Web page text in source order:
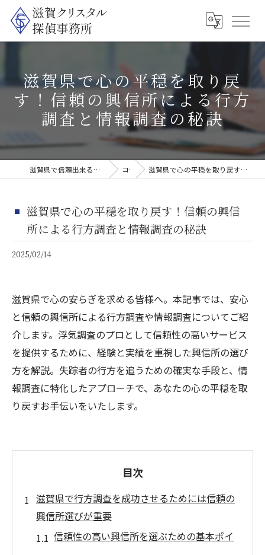
滋賀県で心の平穏を取り戻
す！信頼の興信所による行方
調査と情報調査の秘訣
滋賀県で信頼出来る探偵なら滋賀クリスタル探偵事務所 コラム 滋賀県で心の平穏を取り戻す！信頼の興信所による行方調査と情報調査の秘訣
滋賀県で心の平穏を取り戻す！信頼の興信
所による行方調査と情報調査の秘訣
2025/02/14
滋賀県で心の安らぎを求める皆様へ。本記事では、安心
と信頼の興信所による行方調査や情報調査についてご紹
介します。浮気調査のプロとして信頼性の高いサービス
を提供するために、経験と実績を重視した興信所の選び
方を解説。失踪者の行方を追うための確実な手段と、情
報調査に特化したアプローチで、あなたの心の平穏を取
り戻すお手伝いをいたします。
目次
滋賀県で行方調査を成功させるためには信頼の
興信所選びが重要
信頼性の高い興信所を選ぶための基本ポイ